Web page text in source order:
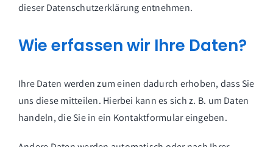
dieser Datenschutzerklärung entnehmen.
Wie erfassen wir Ihre Daten?
Ihre Daten werden zum einen dadurch erhoben, dass Sie
uns diese mitteilen. Hierbei kann es sich z. B. um Daten
handeln, die Sie in ein Kontaktformular eingeben.